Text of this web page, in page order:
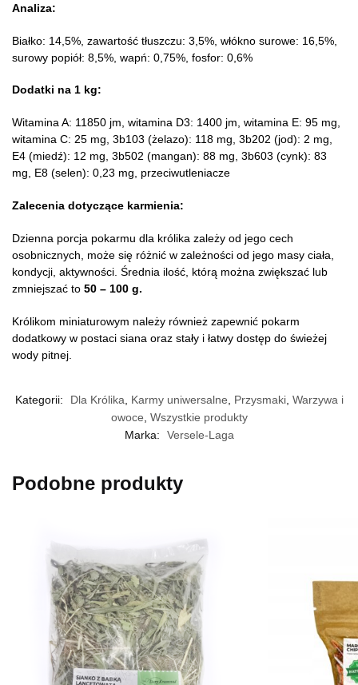
Analiza:
Białko: 14,5%, zawartość tłuszczu: 3,5%, włókno surowe: 16,5%,
surowy popiół: 8,5%, wapń: 0,75%, fosfor: 0,6%
Dodatki na 1 kg:
Witamina A: 11850 jm, witamina D3: 1400 jm, witamina E: 95 mg,
witamina C: 25 mg, 3b103 (żelazo): 118 mg, 3b202 (jod): 2 mg,
E4 (miedź): 12 mg, 3b502 (mangan): 88 mg, 3b603 (cynk): 83
mg, E8 (selen): 0,23 mg, przeciwutleniacze
Zalecenia dotyczące karmienia:
Dzienna porcja pokarmu dla królika zależy od jego cech
osobnicznych, może się różnić w zależności od jego masy ciała,
kondycji, aktywności. Średnia ilość, którą można zwiększać lub
zmniejszać to 50 – 100 g.
Królikom miniaturowym należy również zapewnić pokarm
dodatkowy w postaci siana oraz stały i łatwy dostęp do świeżej
wody pitnej.
Kategorii: Dla Królika, Karmy uniwersalne, Przysmaki, Warzywa i
owoce, Wszystkie produkty
Marka:
Versele-Laga
Podobne produkty